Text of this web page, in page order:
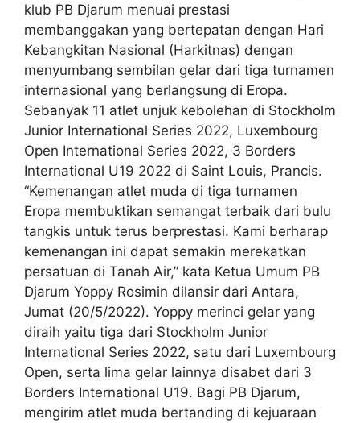
klub PB Djarum menuai prestasi
membanggakan yang bertepatan dengan Hari
Kebangkitan Nasional (Harkitnas) dengan
menyumbang sembilan gelar dari tiga turnamen
internasional yang berlangsung di Eropa.
Sebanyak 11 atlet unjuk kebolehan di Stockholm
Junior International Series 2022, Luxembourg
Open International Series 2022, 3 Borders
International U19 2022 di Saint Louis, Prancis.
“Kemenangan atlet muda di tiga turnamen
Eropa membuktikan semangat terbaik dari bulu
tangkis untuk terus berprestasi. Kami berharap
kemenangan ini dapat semakin merekatkan
persatuan di Tanah Air,” kata Ketua Umum PB
Djarum Yoppy Rosimin dilansir dari Antara,
Jumat (20/5/2022). Yoppy merinci gelar yang
diraih yaitu tiga dari Stockholm Junior
International Series 2022, satu dari Luxembourg
Open, serta lima gelar lainnya disabet dari 3
Borders International U19. Bagi PB Djarum,
mengirim atlet muda bertanding di kejuaraan